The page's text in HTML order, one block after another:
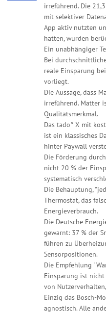
irreführend. Die
mit selektiver
App aktiv nutzten
hatten, wurden
Ein unabhängiger
Bei
reale Einsparung
vorliegt.
Die Aussage, dass
irreführend. Matter
Qualitätsmerkmal.
Das tado° X mit
ist ein klassisches
hinter Paywall
Die Förderung
nicht 20 % der
systematisch
Die Behauptung,
Thermostat, das
Energieverbrauch.
Die Deutsche
gewarnt: 37 % der
führen zu
Sensorpositionen.
Die Empfehlung
Einsparung ist
von
Einzig das Bosch-
agnostisch. Alle